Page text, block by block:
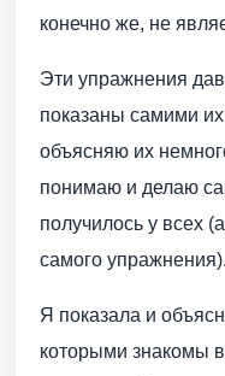
конечно же, не
Эти упражнения
показаны самими
объясняю их
понимаю и делаю
получилось у всех
самого упражнения).
Я показала и
которыми знакомы